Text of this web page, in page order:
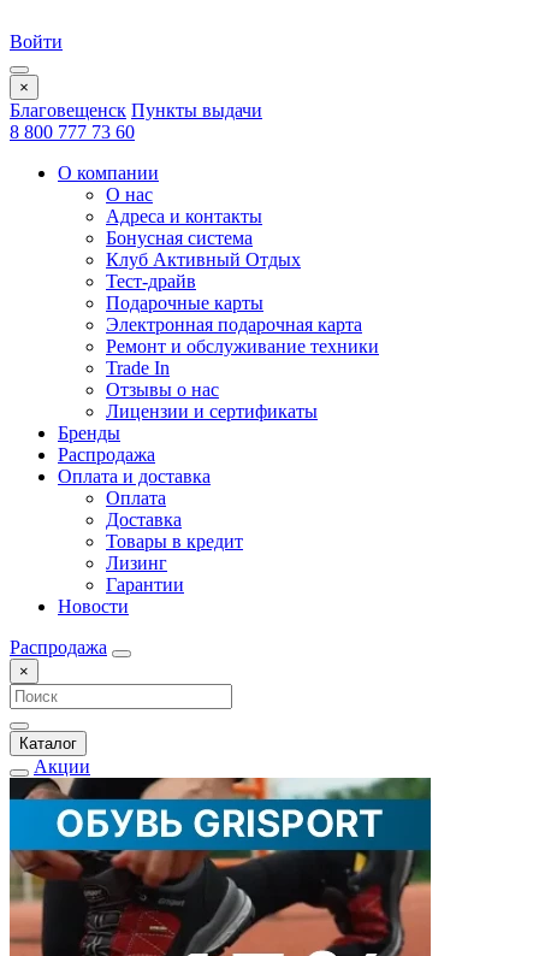
Войти
×
Благовещенск Пункты выдачи
8 800 777 73 60
О компании
О нас
Адреса и контакты
Бонусная система
Клуб Активный Отдых
Тест-драйв
Подарочные карты
Электронная подарочная карта
Ремонт и обслуживание техники
Trade In
Отзывы о нас
Лицензии и сертификаты
Бренды
Распродажа
Оплата и доставка
Оплата
Доставка
Товары в кредит
Лизинг
Гарантии
Новости
Распродажа
×
Каталог
Акции